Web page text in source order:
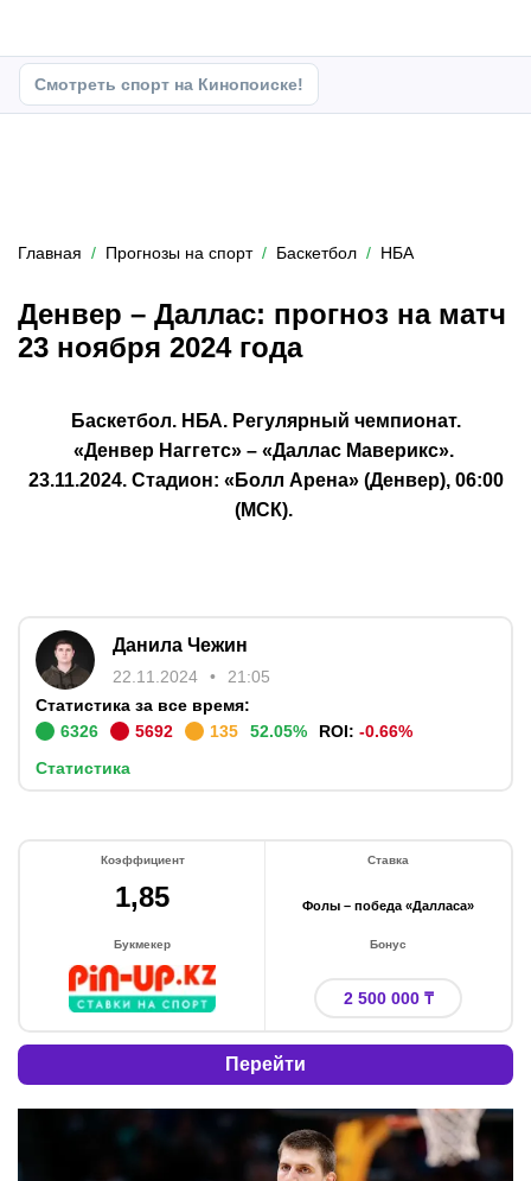
Смотреть спорт на Кинопоиске!
Главная Прогнозы на спорт Баскетбол НБА
Денвер – Даллас: прогноз на матч
23 ноября 2024 года
Баскетбол. НБА. Регулярный чемпионат.
«Денвер Наггетс» – «Даллас Маверикс».
23.11.2024. Стадион: «Болл Арена» (Денвер), 06:00
(МСК).
Данила Чежин
22.11.2024
21:05
Статистика за все время:
6326
5692 135 52.05% ROI: -0.66%
Статистика
Коэффициент
1,85
Ставка
Фолы – победа «Далласа»
Букмекер Бонус
2 500 000 ₸
Перейти